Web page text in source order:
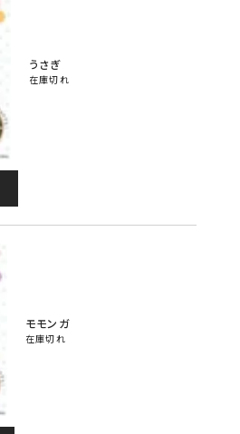
うさぎ
在庫切れ
モモンガ
在庫切れ